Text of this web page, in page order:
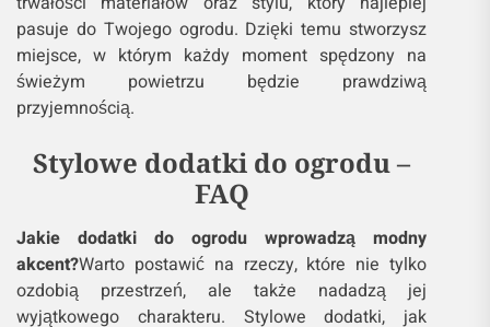
pasuje do Twojego ogrodu. Dzięki temu stworzysz
miejsce, w którym każdy moment spędzony na
świeżym powietrzu będzie prawdziwą
przyjemnością.
Stylowe dodatki do ogrodu –
FAQ
Jakie dodatki do ogrodu wprowadzą modny
akcent?Warto postawić na rzeczy, które nie tylko
ozdobią przestrzeń, ale także nadadzą jej
wyjątkowego charakteru. Stylowe dodatki, jak